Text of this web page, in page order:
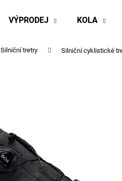
VÝPRODEJ KOLA
Silniční tretry Silniční cyklistické
Co